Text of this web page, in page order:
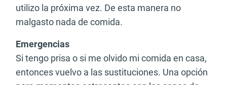
utilizo la próxima vez. De esta manera no
malgasto nada de comida.
Emergencias
Si tengo prisa o si me olvido mi comida en casa,
entonces vuelvo a las sustituciones. Una opción